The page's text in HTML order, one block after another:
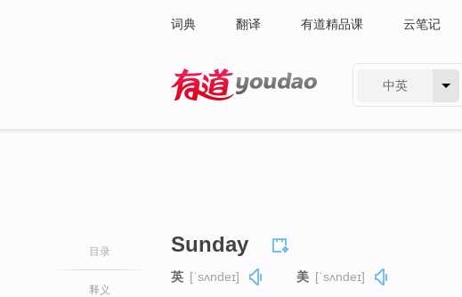
词典 翻译 有道精品课 云笔记
中英
目录
释义
Sunday
英 [ˈsʌndeɪ] 美 [ˈsʌndeɪ]